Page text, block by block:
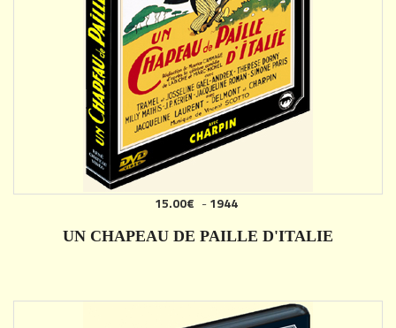
15.00€ -1944
UN CHAPEAU DE PAILLE D'ITALIE